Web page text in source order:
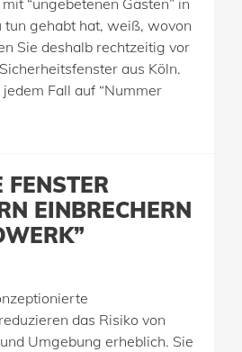
“ungebetenen Gästen” in
tun gehabt hat, weiß, wovon
Sie deshalb rechtzeitig vor
aus Köln.
Fall auf “Nummer
FENSTER
EINBRECHERN
das Risiko von
Umgebung erheblich. Sie